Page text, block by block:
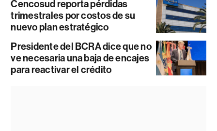
Cencosud reporta pérdidas
trimestrales por costos de su
nuevo plan estratégico
Presidente del BCRA dice que no
ve necesaria una baja de encajes
para reactivar el crédito